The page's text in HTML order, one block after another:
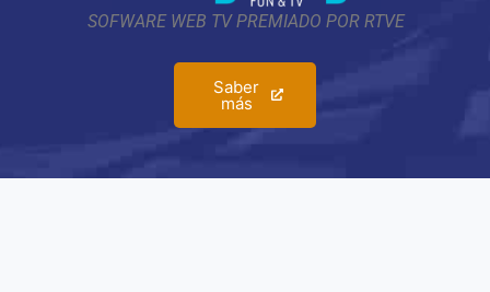
SOFWARE WEB TV PREMIADO POR RTVE
Saber
más